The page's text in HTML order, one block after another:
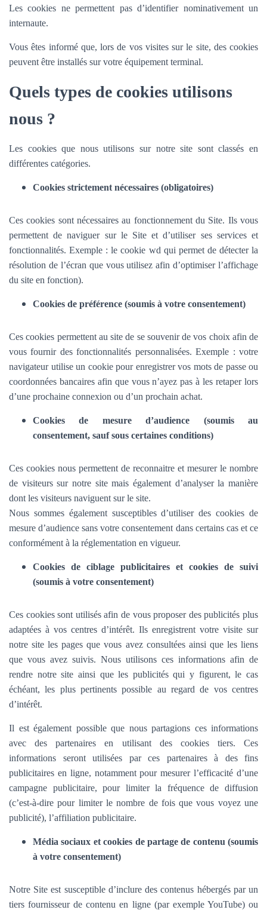
Les cookies ne permettent pas d’identifier nominativement un
internaute.
Vous êtes informé que, lors de vos visites sur le site, des cookies
peuvent être installés sur votre équipement terminal.
Quels types de cookies utilisons
nous ?
Les cookies que nous utilisons sur notre site sont classés en
différentes catégories.
Cookies strictement nécessaires (obligatoires)
Ces cookies sont nécessaires au fonctionnement du Site. Ils vous
permettent de naviguer sur le Site et d’utiliser ses services et
fonctionnalités. Exemple : le cookie wd qui permet de détecter la
résolution de l’écran que vous utilisez afin d’optimiser l’affichage
du site en fonction).
Cookies de préférence (soumis à votre consentement)
Ces cookies permettent au site de se souvenir de vos choix afin de
vous fournir des fonctionnalités personnalisées. Exemple : votre
navigateur utilise un cookie pour enregistrer vos mots de passe ou
coordonnées bancaires afin que vous n’ayez pas à les retaper lors
d’une prochaine connexion ou d’un prochain achat.
Cookies de mesure d’audience (soumis au
consentement, sauf sous certaines conditions)
Ces cookies nous permettent de reconnaitre et mesurer le nombre
de visiteurs sur notre site mais également d’analyser la manière
dont les visiteurs naviguent sur le site.
Nous sommes également susceptibles d’utiliser des cookies de
mesure d’audience sans votre consentement dans certains cas et ce
conformément à la réglementation en vigueur.
Cookies de ciblage publicitaires et cookies de suivi
(soumis à votre consentement)
Ces cookies sont utilisés afin de vous proposer des publicités plus
adaptées à vos centres d’intérêt. Ils enregistrent votre visite sur
notre site les pages que vous avez consultées ainsi que les liens
que vous avez suivis. Nous utilisons ces informations afin de
rendre notre site ainsi que les publicités qui y figurent, le cas
échéant, les plus pertinents possible au regard de vos centres
d’intérêt.
Il est également possible que nous partagions ces informations
avec des partenaires en utilisant des cookies tiers. Ces
informations seront utilisées par ces partenaires à des fins
publicitaires en ligne, notamment pour mesurer l’efficacité d’une
campagne publicitaire, pour limiter la fréquence de diffusion
(c’est-à-dire pour limiter le nombre de fois que vous voyez une
publicité), l’affiliation publicitaire.
Média sociaux et cookies de partage de contenu (soumis
à votre consentement)
Notre Site est susceptible d’inclure des contenus hébergés par un
tiers fournisseur de contenu en ligne (par exemple YouTube) ou